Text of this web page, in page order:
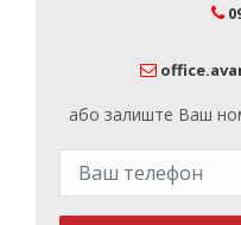
або залиште Ваш